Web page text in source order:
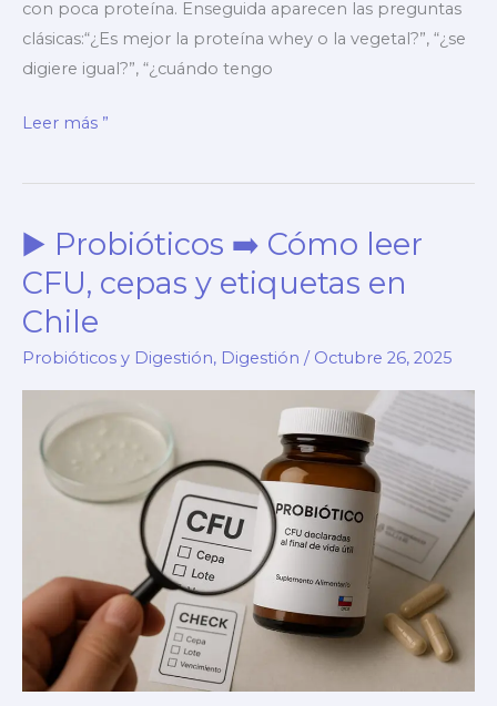
con poca proteína. Enseguida aparecen las preguntas
clásicas:“¿Es mejor la proteína whey o la vegetal?”, “¿se
digiere igual?”, “¿cuándo tengo
▶️
whey
vegetal,
digestibilidad
timing
(guía)
Leer más ”
▶️ Probióticos ➡️ Cómo leer
CFU, cepas y etiquetas en
Chile
Probióticos y Digestión, Digestión / Octubre 26, 2025